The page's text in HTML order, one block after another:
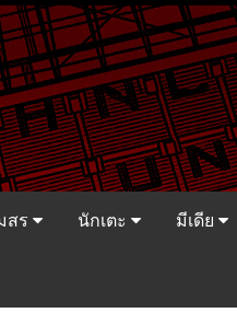
สร นักเตะ มีเดีย